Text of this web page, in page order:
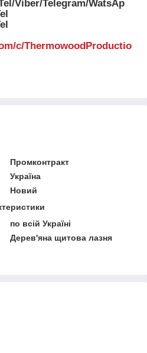
Viber/Telegram/WatsAp
c/ThermowoodProductio
Промконтракт
Україна
Новий
по всій Україні
Дерев'яна щитова лазня